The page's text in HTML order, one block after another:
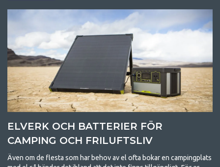
ELVERK OCH BATTERIER FÖR
CAMPING OCH FRILUFTSLIV
Även om de flesta som har behov av el ofta bokar en campingplats